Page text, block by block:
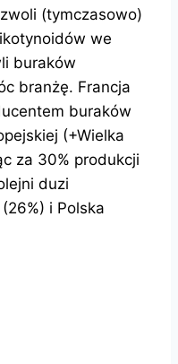
(tymczasowo)
we
buraków
branżę. Francja
buraków
(+Wielka
za 30% produkcji
duzi
i Polska